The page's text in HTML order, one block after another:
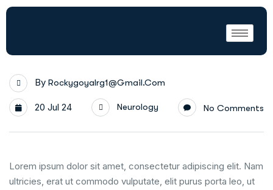
By Rockygoyalrg1@gmail.com
20 Jul 24 Neurology No Comments
Lorem ipsum dolor sit amet, consectetur adipiscing elit. Nam
ultricies, erat ut commodo vulputate, elit purus porta leo, ut